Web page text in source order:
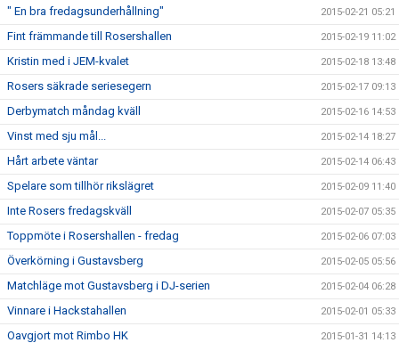
" En bra fredagsunderhållning" 2015-02-21 05:21
Fint främmande till Rosershallen 2015-02-19 11:02
Kristin med i JEM-kvalet 2015-02-18 13:48
Rosers säkrade seriesegern 2015-02-17 09:13
Derbymatch måndag kväll 2015-02-16 14:53
Vinst med sju mål... 2015-02-14 18:27
Hårt arbete väntar 2015-02-14 06:43
Spelare som tillhör rikslägret 2015-02-09 11:40
Inte Rosers fredagskväll 2015-02-07 05:35
Toppmöte i Rosershallen - fredag 2015-02-06 07:03
Överkörning i Gustavsberg 2015-02-05 05:56
Matchläge mot Gustavsberg i DJ-serien 2015-02-04 06:28
Vinnare i Hackstahallen 2015-02-01 05:33
Oavgjort mot Rimbo HK 2015-01-31 14:13